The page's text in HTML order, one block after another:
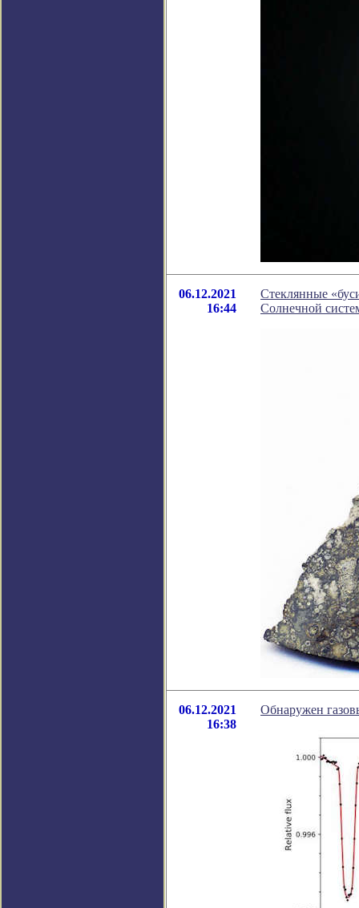
06.12.2021
16:44
Стеклянные
Солнечной
06.12.2021
16:38
Обнаружен